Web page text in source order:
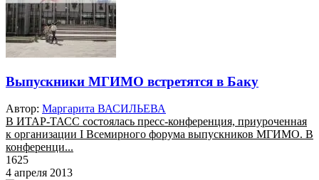
Выпускники МГИМО встретятся в Баку
Автор: Маргарита ВАСИЛЬЕВА
В ИТАР-ТАСС состоялась пресс-конференция, приуроченная
к организации I Всемирного форума выпускников МГИМО. В
конференци...
1625
4 апреля 2013